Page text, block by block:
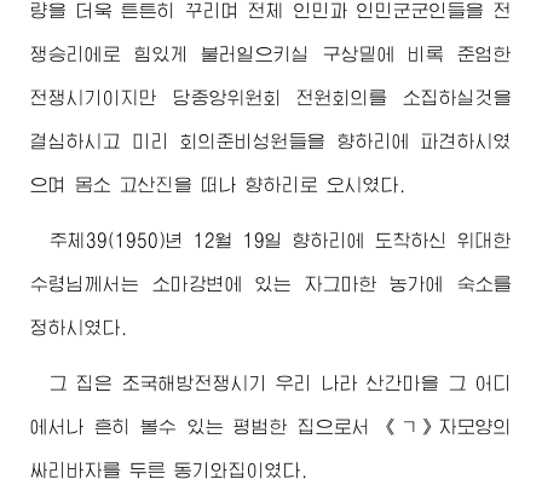
량을 더욱 튼튼히 꾸리며 전체 인민과 인민군군인들을 전
쟁승리에로 힘있게 불러일으키실 구상밑에 비록 준엄한
전쟁시기이지만 당중앙위원회 전원회의를 소집하실것을
결심하시고 미리 회의준비성원들을 향하리에 파견하시였
으며 몸소 고산진을 떠나 향하리로 오시였다.
주체39(1950)년 12월 19일 향하리에 도착하신 위대한
수령님께서 는 소마강변에 있는 자그마한 농가에 숙소를
정하시였다.
그 집은 조국해방전쟁시기 우리 나라 산간마을 그 어디
에서나 흔히 볼수 있는 평범한 집으로서 《ㄱ》자모양의
싸리바자를 두른 동기와집이였다.